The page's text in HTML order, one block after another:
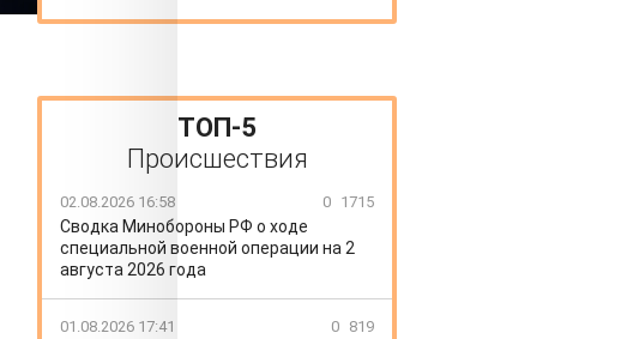
ТОП-5
Происшествия
02.08.2026 16:58 0 1715
Сводка Минобороны РФ о ходе
специальной военной операции на 2
августа 2026 года
01.08.2026 17:41 0 819